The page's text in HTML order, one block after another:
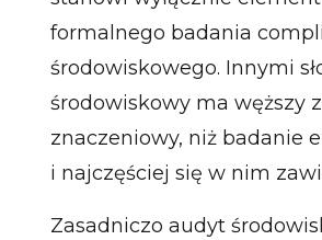
formalnego badania
środowiskowego. Innymi
środowiskowy ma węższy
znaczeniowy, niż badanie
i najczęściej się w nim
Zasadniczo audyt